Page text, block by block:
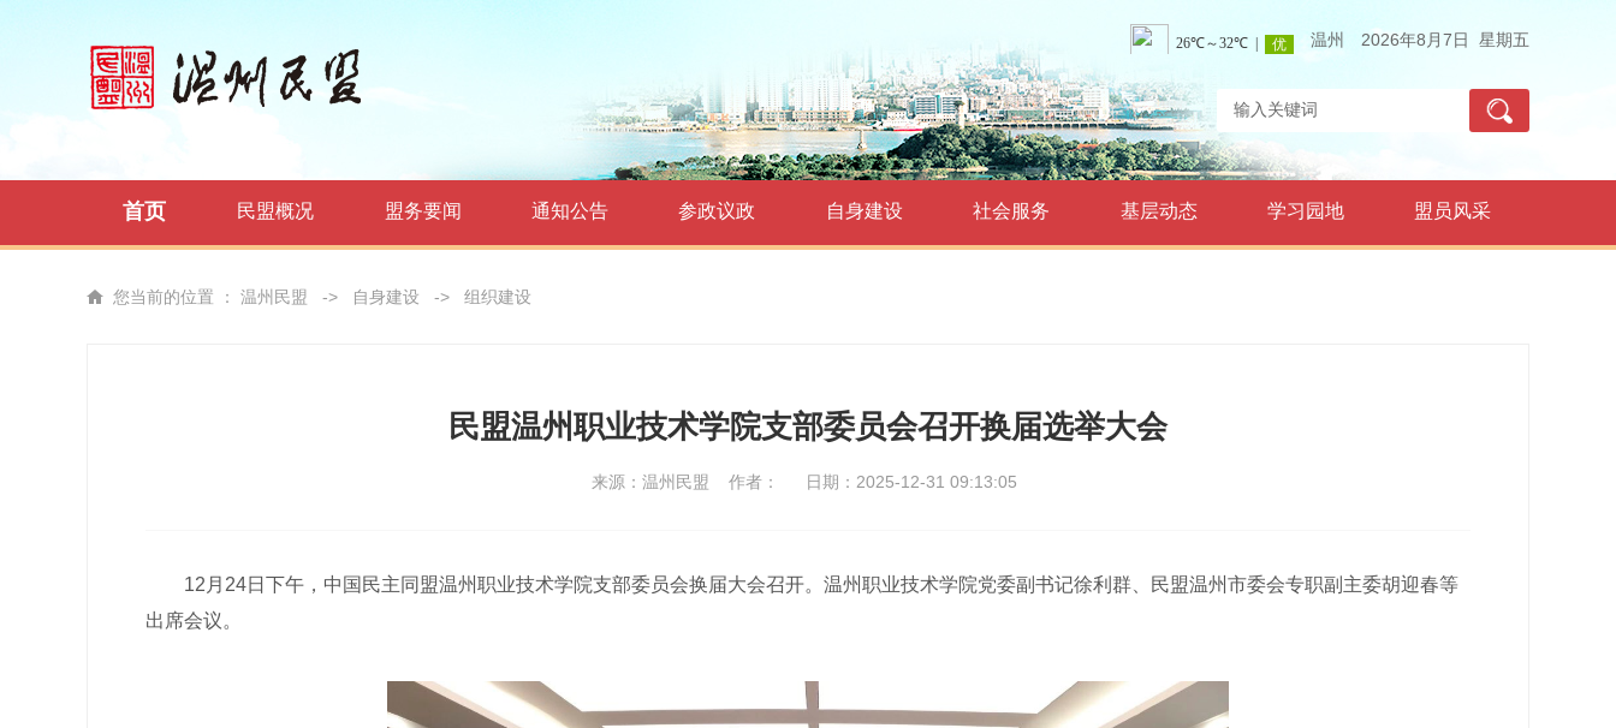
温州 2026年8月7日 星期五
首页 民盟概况 盟务要闻 通知公告 参政议政 自身建设 社会服务 基层动态 学习园地 盟员风采
您当前的位置 ： 温州民盟 -> 自身建设 -> 组织建设
民盟温州职业技术学院支部委员会召开换届选举大会
来源：温州民盟 作者： 日期：2025-12-31 09:13:05
12月24日下午，中国民主同盟温州职业技术学院支部委员会换届大会召开。温州职业技术学院党委副书记徐利群、民盟温州市委会专职副主委胡迎春等
出席会议。